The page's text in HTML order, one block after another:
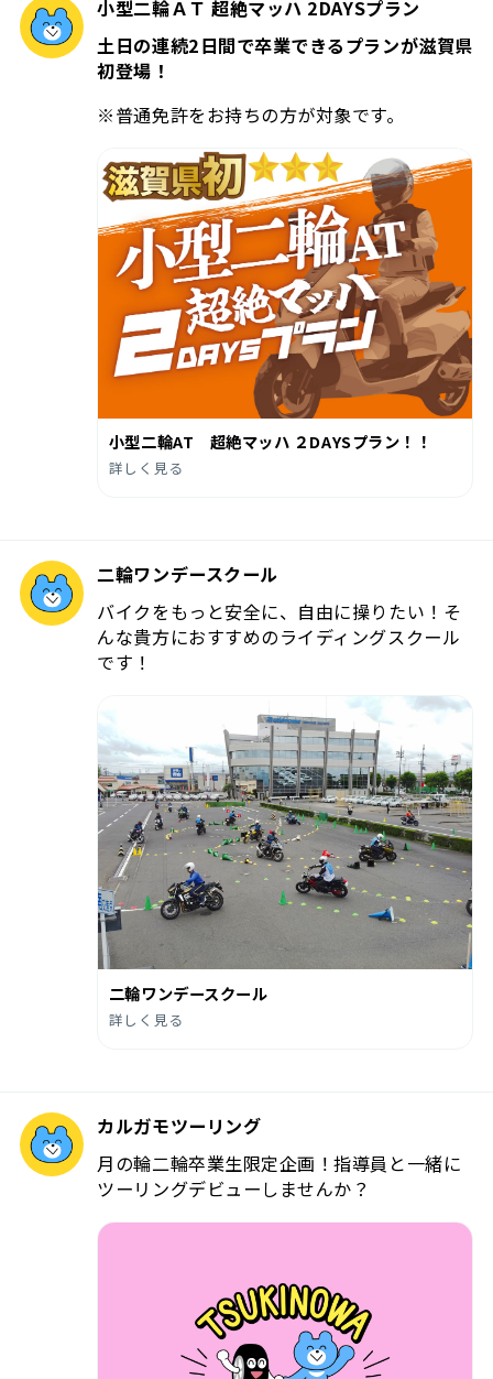
小型二輪ＡＴ 超絶マッハ 2DAYSプラン
土日の連続2日間で卒業できるプランが滋賀県
初登場！
※普通免許をお持ちの方が対象です。
小型二輪AT 超絶マッハ ２DAYSプラン！！
詳しく見る
二輪ワンデースクール
バイクをもっと安全に、自由に操りたい！そ
んな貴方におすすめのライディングスクール
です！
二輪ワンデースクール
詳しく見る
カルガモツーリング
月の輪二輪卒業生限定企画！指導員と一緒に
ツーリングデビューしませんか？